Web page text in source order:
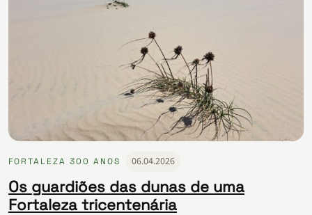
FORTALEZA 300 ANOS 06.04.2026
Os guardiões das dunas de uma
Fortaleza tricentenária